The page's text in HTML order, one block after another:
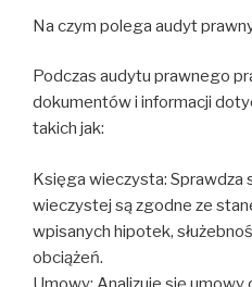
Na czym polega audyt
Podczas audytu prawnego
dokumentów i informacji
takich jak:
Księga wieczysta: Sprawdza
wieczystej są zgodne ze
wpisanych hipotek,
obciążeń.